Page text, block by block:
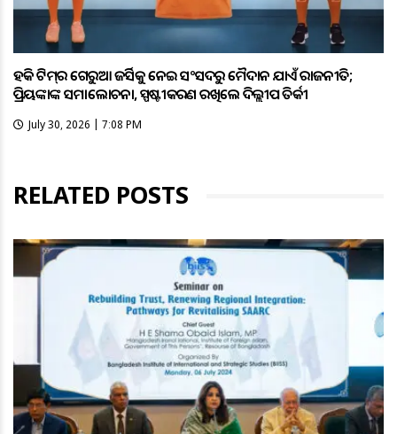
ହକି ଟିମ୍‌ର ଗେରୁଆ ଜର୍ସିକୁ ନେଇ ସଂସଦରୁ ମୈଦାନ ଯାଏଁ ରାଜନୀତି;
ପ୍ରିୟଙ୍କାଙ୍କ ସମାଲୋଚନା, ସ୍ପଷ୍ଟୀକରଣ ରଖିଲେ ଦିଲ୍ଲୀପ ତିର୍କୀ
July 30, 2026 | 7:08 PM
RELATED POSTS